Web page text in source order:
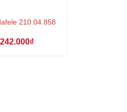
210.04.858
Giá
242.000₫Giá